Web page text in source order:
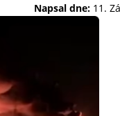
Napsal dne: 11.